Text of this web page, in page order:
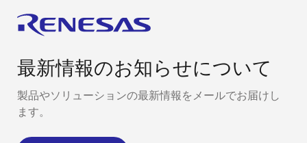
最新情報のお知らせについて
製品やソリューションの最新情報をメールでお届けし
ます。